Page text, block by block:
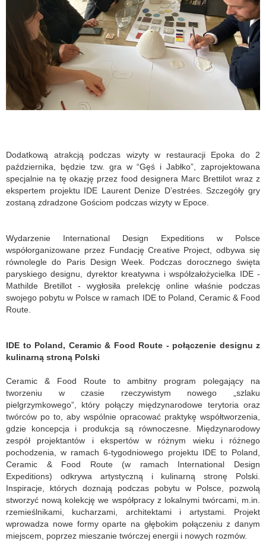
Dodatkową atrakcją podczas wizyty w restauracji Epoka do 2
października, będzie tzw. gra w “Gęś i Jabłko”, zaprojektowana
specjalnie na tę okazję przez food designera Marc Brettilot wraz z
ekspertem projektu IDE Laurent Denize D’estrées. Szczegóły gry
zostaną zdradzone Gościom podczas wizyty w Epoce.
Wydarzenie International Design Expeditions w Polsce
współorganizowane przez Fundację Creative Project, odbywa się
równolegle do Paris Design Week. Podczas dorocznego święta
paryskiego designu, dyrektor kreatywna i współzałożycielka IDE -
Mathilde Bretillot - wygłosiła prelekcję online właśnie podczas
swojego pobytu w Polsce w ramach IDE to Poland, Ceramic & Food
Route.
IDE to Poland, Ceramic & Food Route - połączenie designu z
kulinarną stroną Polski
Ceramic & Food Route to ambitny program polegający na
tworzeniu w czasie rzeczywistym nowego „szlaku
pielgrzymkowego”, który połączy międzynarodowe terytoria oraz
twórców po to, aby wspólnie opracować praktykę współtworzenia,
gdzie koncepcja i produkcja są równoczesne. Międzynarodowy
zespół projektantów i ekspertów w różnym wieku i różnego
pochodzenia, w ramach 6-tygodniowego projektu IDE to Poland,
Ceramic & Food Route (w ramach International Design
Expeditions) odkrywa artystyczną i kulinarną stronę Polski.
Inspiracje, których doznają podczas pobytu w Polsce, pozwolą
stworzyć nową kolekcję we współpracy z lokalnymi twórcami, m.in.
rzemieślnikami, kucharzami, architektami i artystami. Projekt
wprowadza nowe formy oparte na głębokim połączeniu z danym
miejscem, poprzez mieszanie twórczej energii i nowych rozmów.